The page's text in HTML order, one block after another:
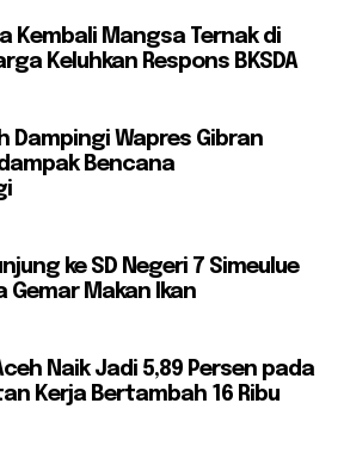
Kembali Mangsa Ternak di
Keluhkan Respons BKSDA
Dampingi Wapres Gibran
Bencana
ke SD Negeri 7 Simeulue
Gemar Makan Ikan
Naik Jadi 5,89 Persen pada
Kerja Bertambah 16 Ribu